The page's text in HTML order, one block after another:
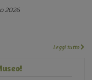
2026
Leggi tutto